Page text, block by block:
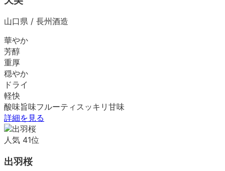
山口県 / 長州酒造
華やか
芳醇
重厚
穏やか
ドライ
軽快
酸味旨味フルーティ スッキリ 甘味
詳細を見る
人気 41位
出羽桜